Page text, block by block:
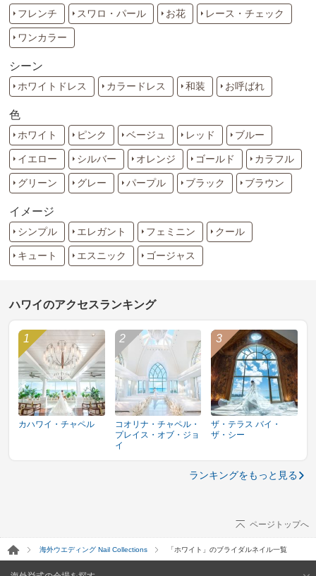
フレンチ スワロ・パール お花 レース・チェック
ワンカラー
シーン
ホワイトドレス カラードレス 和装 お呼ばれ
色
ホワイト ピンク ベージュ レッド ブルー
イエロー シルバー オレンジ ゴールド カラフル
グリーン グレー パープル ブラック ブラウン
イメージ
シンプル エレガント フェミニン クール
キュート エスニック ゴージャス
ハワイのアクセスランキング
カハワイ・チャペル
コオリナ・チャペル・
プレイス・オブ・ジョ
イ
ザ・テラス バイ・
ザ・シー
ランキングをもっと見る
ページトップへ
海外ウエディング Nail Collections 「ホワイト」のブライダルネイル一覧